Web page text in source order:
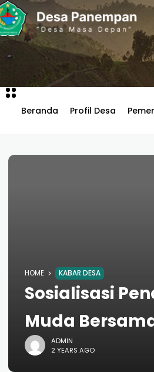
Beranda Profil Desa
HOME KABAR DESA
Sosialisasi
Muda
ADMIN
2 YEARS AGO